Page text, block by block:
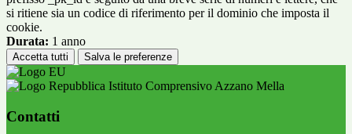
si ritiene sia un codice di riferimento per il dominio che imposta il
cookie.
Durata: 1 anno
Accetta tutti Salva le preferenze
Istituto Comprensivo Azzano Mella
Contatti